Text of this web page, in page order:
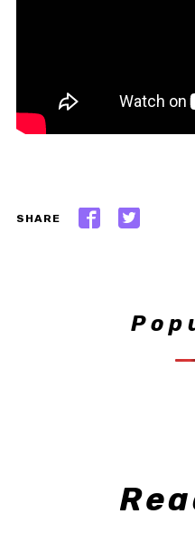
SHARE